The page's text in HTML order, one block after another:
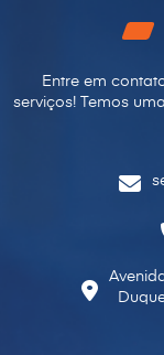
Entre em
serviços! Temos